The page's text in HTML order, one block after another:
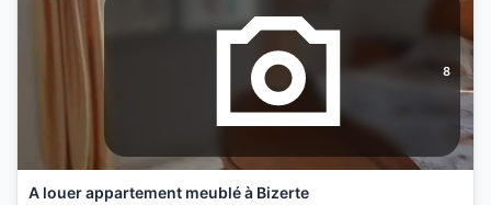
8
A louer appartement meublé à Bizerte